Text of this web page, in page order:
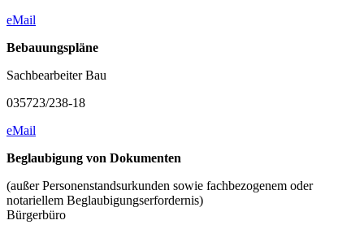
eMail
Bebauungspläne
Sachbearbeiter Bau
035723/238-18
eMail
Beglaubigung von Dokumenten
(außer Personenstandsurkunden sowie fachbezogenem oder
notariellem Beglaubigungserfordernis)
Bürgerbüro